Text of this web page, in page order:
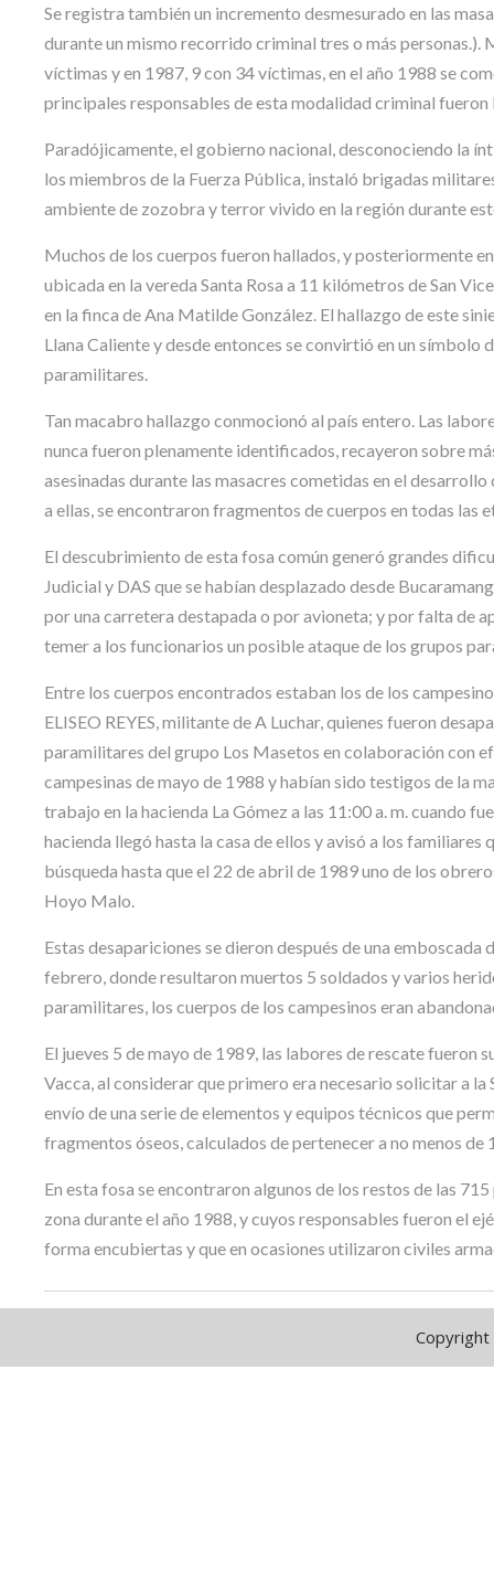
Se registra también un incremento desmesurado en las
durante un mismo recorrido criminal tres o más personas.).
víctimas y en 1987, 9 con 34 víctimas, en el año 1988 se
principales responsables de esta modalidad criminal
Paradójicamente, el gobierno nacional, desconociendo la
los miembros de la Fuerza Pública, instaló brigadas
ambiente de zozobra y terror vivido en la región durante
Muchos de los cuerpos fueron hallados, y posteriormente
ubicada en la vereda Santa Rosa a 11 kilómetros de San
en la finca de Ana Matilde González. El hallazgo de este
Llana Caliente y desde entonces se convirtió en un
paramilitares.
Tan macabro hallazgo conmocionó al país entero. Las
nunca fueron plenamente identificados, recayeron sobre
asesinadas durante las masacres cometidas en el
a ellas, se encontraron fragmentos de cuerpos en todas las
El descubrimiento de esta fosa común generó grandes
Judicial y DAS que se habían desplazado desde
por una carretera destapada o por avioneta; y por falta de
temer a los funcionarios un posible ataque de los grupos
Entre los cuerpos encontrados estaban los de los
ELISEO REYES, militante de A Luchar, quienes fueron
paramilitares del grupo Los Masetos en colaboración con
campesinas de mayo de 1988 y habían sido testigos de la
trabajo en la hacienda La Gómez a las 11:00 a. m. cuando
hacienda llegó hasta la casa de ellos y avisó a los
búsqueda hasta que el 22 de abril de 1989 uno de los
Hoyo Malo.
Estas desapariciones se dieron después de una
febrero, donde resultaron muertos 5 soldados y varios
paramilitares, los cuerpos de los campesinos eran
El jueves 5 de mayo de 1989, las labores de rescate
Vacca, al considerar que primero era necesario solicitar a
envío de una serie de elementos y equipos técnicos que
fragmentos óseos, calculados de pertenecer a no menos
En esta fosa se encontraron algunos de los restos de las
zona durante el año 1988, y cuyos responsables fueron el
forma encubiertas y que en ocasiones utilizaron civiles
Copyright